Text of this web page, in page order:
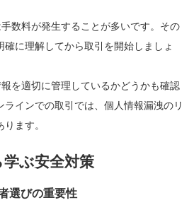
数料が発生することが多いです。その
確に理解してから取引を開始しましょ
を適切に管理しているかどうかも確認
ラインでの取引では、個人情報漏洩のリ
ます。
ぶ安全対策
選びの重要性